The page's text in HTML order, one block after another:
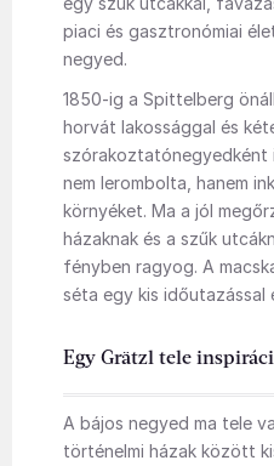
piaci és gasztronómiai
negyed.
1850-ig a Spittelberg
horvát lakossággal és
szórakoztatónegyedként
nem lerombolta, hanem
környéket. Ma a jól
házaknak és a szűk
fényben ragyog. A
séta egy kis időutazással
Egy Grätzl tele
A bájos negyed ma tele
történelmi házak között